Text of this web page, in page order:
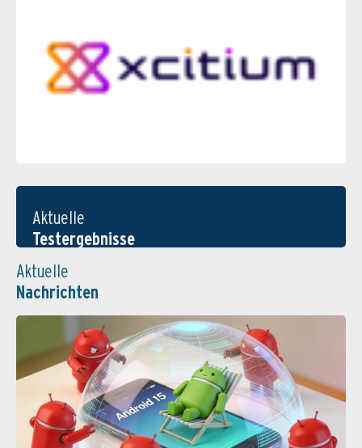
Aktuelle
Testergebnisse
Aktuelle
Nachrichten